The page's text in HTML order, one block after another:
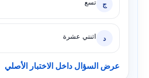
ج تسع
د اثنتي عشرة
عرض السؤال داخل الاختبار الأصلي